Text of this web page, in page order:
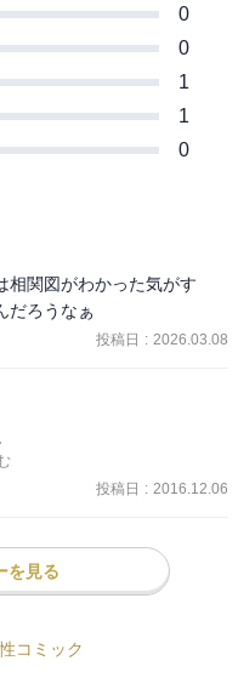
0
0
1
1
0
相関図がわかった気がす
だろうなぁ
投稿日 : 2026.03.08
の全３巻の１巻です。
説なのに恋愛要素がサラっ
でした。
のあたりもなじめないか
投稿日 : 2016.12.06
を見る
コミック